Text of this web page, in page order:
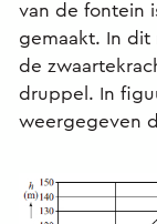
van de fontein
gemaakt. In
de
druppel. In
weergegeven